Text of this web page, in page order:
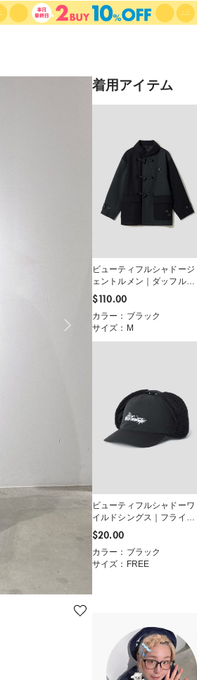
着用アイテム
ビューティフルシャドージ
ェントルメン｜ダッフルコ
ート
$‌110.00
カラー：ブラック
サイズ：M
ビューティフルシャドーワ
イルドシングス｜フライト
キャップ
$‌20.00
カラー：ブラック
サイズ：FREE